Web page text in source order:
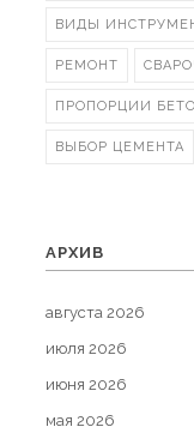
ВИДЫ
РЕМОНТ
ПРОПОРЦИИ
ВЫБОР ЦЕМЕНТА
АРХИВ
августа 2026
июля 2026
июня 2026
мая 2026